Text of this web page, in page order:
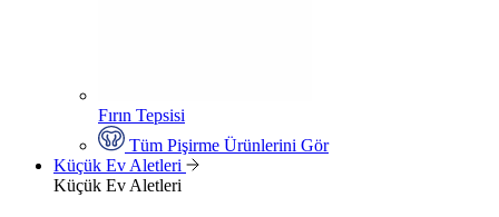
Fırın Tepsisi
Tüm Pişirme Ürünlerini Gör
Küçük Ev Aletleri
Küçük Ev Aletleri